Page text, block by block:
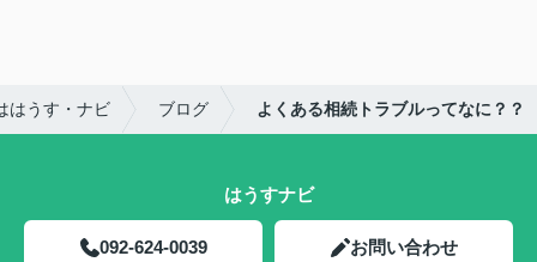
はうす・ナビ ブログ よくある相続トラブルってなに？？
はうすナビ
092-624-0039 お問い合わせ